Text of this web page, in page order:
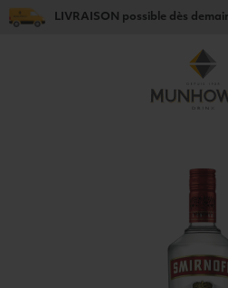
LIVRAISON possible dès